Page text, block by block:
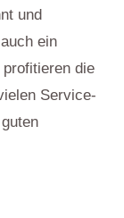
und
ein
die
Service-